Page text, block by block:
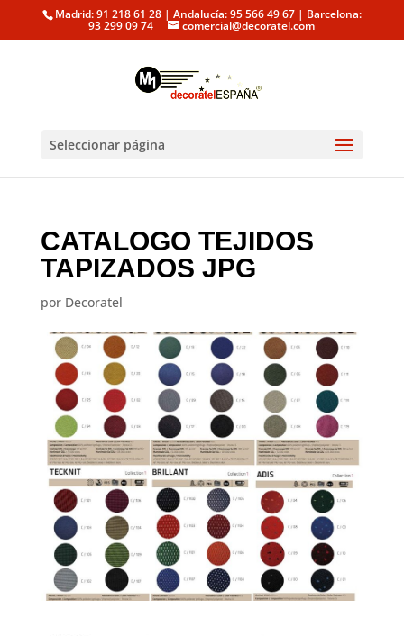
Madrid: 91 218 61 28 | Andalucía: 95 566 49 67 | Barcelona:
93 299 09 74 comercial@decoratel.com
Seleccionar página
CATALOGO TEJIDOS
TAPIZADOS JPG
por Decoratel